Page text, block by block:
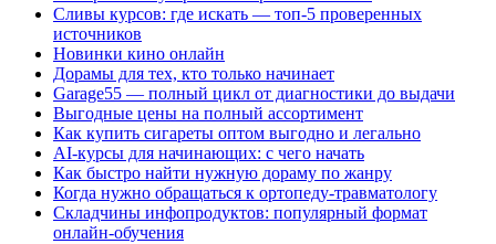
Сливы курсов: где искать — топ-5 проверенных
источников
Новинки кино онлайн
Дорамы для тех, кто только начинает
Garage55 — полный цикл от диагностики до выдачи
Выгодные цены на полный ассортимент
Как купить сигареты оптом выгодно и легально
AI-курсы для начинающих: с чего начать
Как быстро найти нужную дораму по жанру
Когда нужно обращаться к ортопеду-травматологу
Складчины инфопродуктов: популярный формат
онлайн-обучения